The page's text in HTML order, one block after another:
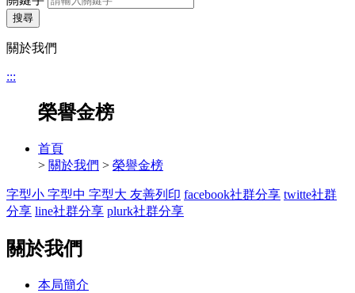
搜尋
關於我們
:::
榮譽金榜
首頁
> 關於我們 > 榮譽金榜
字型小 字型中 字型大 友善列印 facebook社群分享 twitte社群
分享 line社群分享 plurk社群分享
關於我們
本局簡介